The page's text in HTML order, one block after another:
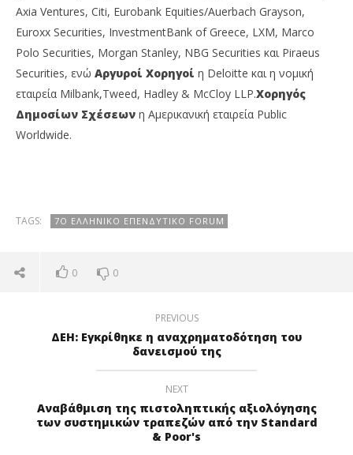
Axia Ventures, Citi, Eurobank Equities/Auerbach Grayson,
Euroxx Securities, InvestmentΒank of Greece, LXM, Marco
Polo Securities, Morgan Stanley, ΝΒG Securities και Piraeus
Securities, ενώ Αργυροί Χορηγοί η Deloitte και η νομική
εταιρεία Milbank,Tweed, Hadley & McCloy LLP.Χορηγός
Δημοσίων Σχέσεων η Αμερικανική εταιρεία Public
Worldwide.
TAGS: 7Ο ΕΛΛΗΝΙΚΌ ΕΠΕΝΔΥΤΙΚΌ FORUM
0 0
PREVIOUS
ΔΕΗ: Εγκρίθηκε η αναχρηματοδότηση του
δανεισμού της
NEXT
Αναβάθμιση της πιστοληπτικής αξιολόγησης
των συστημικών τραπεζών από την Standard
& Poor's